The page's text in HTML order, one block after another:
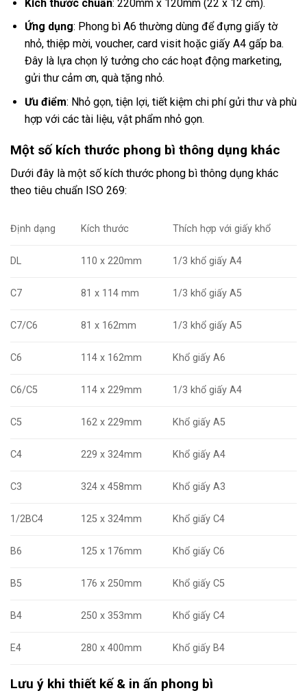
Kích thước chuẩn: 220mm x 120mm (22 x 12 cm).
Ứng dụng: Phong bì A6 thường dùng để đựng giấy tờ
nhỏ, thiệp mời, voucher, card visit hoặc giấy A4 gấp ba.
Đây là lựa chọn lý tưởng cho các hoạt động marketing,
gửi thư cảm ơn, quà tặng nhỏ.
Ưu điểm: Nhỏ gọn, tiện lợi, tiết kiệm chi phí gửi thư và phù
hợp với các tài liệu, vật phẩm nhỏ gọn.
Một số kích thước phong bì thông dụng khác
Dưới đây là một số kích thước phong bì thông dụng khác
theo tiêu chuẩn ISO 269:
Định dạng Kích thước Thích hợp với giấy khổ
DL 110 x 220mm 1/3 khổ giấy A4
C7 81 x 114 mm 1/3 khổ giấy A5
C7/C6 81 x 162mm 1/3 khổ giấy A5
C6 114 x 162mm Khổ giấy A6
C6/C5 114 x 229mm 1/3 khổ giấy A4
C5 162 x 229mm Khổ giấy A5
C4 229 x 324mm Khổ giấy A4
C3 324 x 458mm Khổ giấy A3
1/2BC4 125 x 324mm Khổ giấy C4
B6 125 x 176mm Khổ giấy C6
B5 176 x 250mm Khổ giấy C5
B4 250 x 353mm Khổ giấy C4
E4 280 x 400mm Khổ giấy B4
Lưu ý khi thiết kế & in ấn phong bì